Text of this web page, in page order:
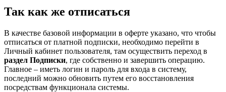
Так как же отписаться
В качестве базовой информации в оферте указано, что чтобы
отписаться от платной подписки, необходимо перейти в
Личный кабинет пользователя, там осуществить переход в
раздел Подписки, где собственно и завершить операцию.
Главное – иметь логин и пароль для входа в систему,
последний можно обновить путем его восстановления
посредствам функционала системы.